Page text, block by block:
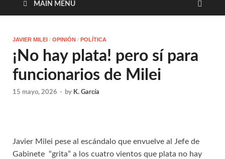
MAIN MENU
JAVIER MILEI / OPINIÓN / POLÍTICA
¡No hay plata! pero sí para
funcionarios de Milei
15 mayo, 2026 - by K. García
Javier Milei pese al escándalo que envuelve al Jefe de
Gabinete “grita” a los cuatro vientos que plata no hay